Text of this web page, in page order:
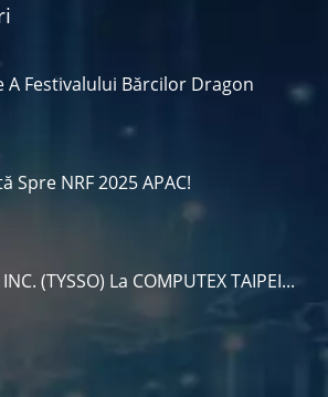
A Festivalului Bărcilor Dragon
Spre NRF 2025 APAC!
(TYSSO) La COMPUTEX TAIPEI...